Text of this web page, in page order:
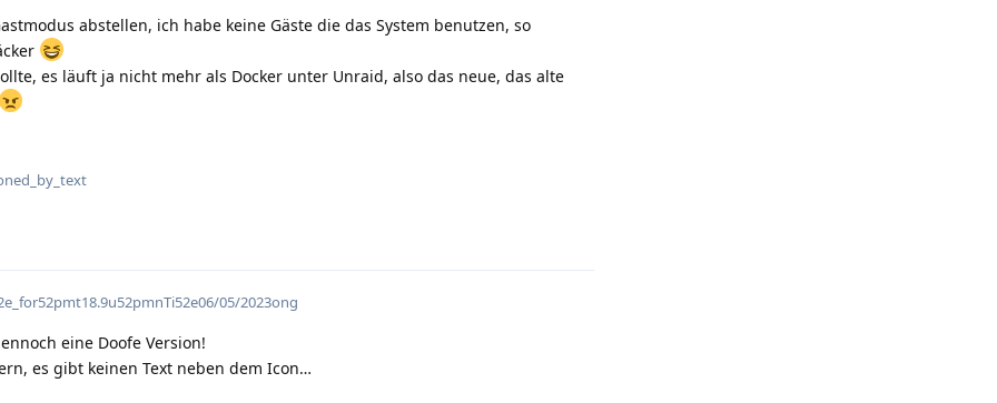
abstellen, ich habe keine Gäste die das System benutzen, so
es läuft ja nicht mehr als Docker unter Unraid, also das neue, das alte
05/2023ong
eine Doofe Version!
es gibt keinen Text neben dem Icon…